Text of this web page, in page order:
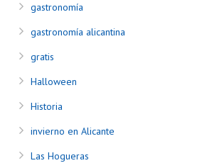
gastronomía
gastronomía alicantina
gratis
Halloween
Historia
invierno en Alicante
Las Hogueras